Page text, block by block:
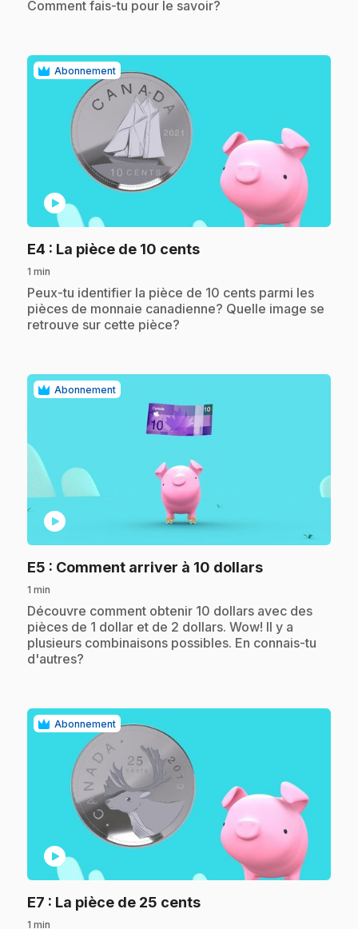
Comment fais-tu pour le savoir?
Abonnement
play_circle
E4 : La pièce de 10 cents.
1 min
.Peux-tu identifier la pièce de 10 cents parmi les
pièces de monnaie canadienne? Quelle image se
retrouve sur cette pièce?
Abonnement
play_circle
E5 : Comment arriver à 10 dollars.
1 min
.Découvre comment obtenir 10 dollars avec des
pièces de 1 dollar et de 2 dollars. Wow! Il y a
plusieurs combinaisons possibles. En connais-tu
d'autres?
Abonnement
play_circle
E7 : La pièce de 25 cents.
1 min